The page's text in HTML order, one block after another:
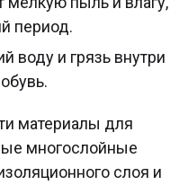
период.
и грязь внутри
материалы для
многослойные
слоя и